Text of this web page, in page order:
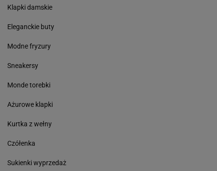
Klapki damskie
Eleganckie buty
Modne fryzury
Sneakersy
Monde torebki
Ażurowe klapki
Kurtka z wełny
Czółenka
Sukienki wyprzedaż